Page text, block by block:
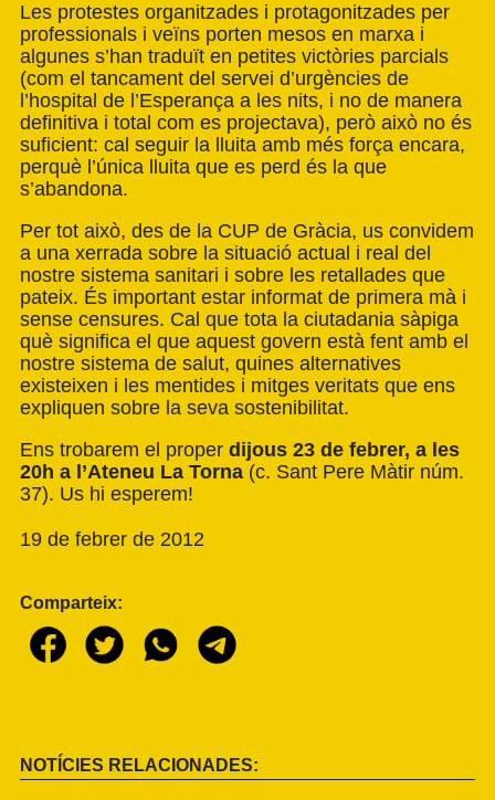
Les protestes organitzades i protagonitzades per
professionals i veïns porten mesos en marxa i
algunes s’han traduït en petites victòries parcials
(com el tancament del servei d’urgències de
l’hospital de l’Esperança a les nits, i no de manera
definitiva i total com es projectava), però això no és
suficient: cal seguir la lluita amb més força encara,
perquè l’única lluita que es perd és la que
s’abandona.
Per tot això, des de la CUP de Gràcia, us convidem
a una xerrada sobre la situació actual i real del
nostre sistema sanitari i sobre les retallades que
pateix. És important estar informat de primera mà i
sense censures. Cal que tota la ciutadania sàpiga
què significa el que aquest govern està fent amb el
nostre sistema de salut, quines alternatives
existeixen i les mentides i mitges veritats que ens
expliquen sobre la seva sostenibilitat.
Ens trobarem el proper dijous 23 de febrer, a les
20h a l’Ateneu La Torna (c. Sant Pere Màtir núm.
37). Us hi esperem!
19 de febrer de 2012
Comparteix:
NOTÍCIES RELACIONADES: